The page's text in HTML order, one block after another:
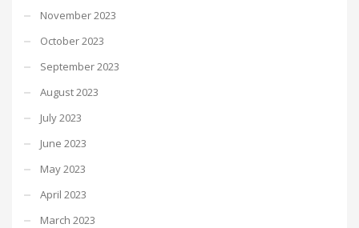
November 2023
October 2023
September 2023
August 2023
July 2023
June 2023
May 2023
April 2023
March 2023